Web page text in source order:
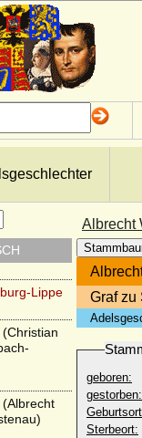
Albrecht
Graf zu
geboren:
gestorben:
Sterbeort:
Wenzel
Freiherr
Lippe